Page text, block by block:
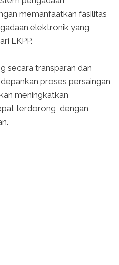
memanfaatkan fasilitas
elektronik yang
LKPP.
secara transparan dan
proses persaingan
meningkatkan
terdorong, dengan